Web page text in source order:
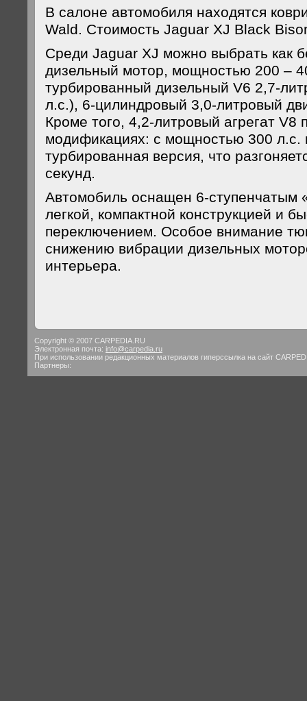
В салоне автомобиля находятся
Wald. Стоимость Jaguar XJ Black
Среди Jaguar XJ можно выбрать как
дизельный мотор, мощностью 200 –
турбированный дизельный V6 2,7-
л.с.), 6-цилиндровый 3,0-литровый
Кроме того, 4,2-литровый агрегат V8
модификациях: с мощностью 300 л.с.
турбированная версия, что
секунд.
Автомобиль оснащен 6-ступенчатым
легкой, компактной конструкцией и
переключением. Особое внимание
снижению вибрации дизельных
интерьера.
Copyright © 2007 CARPEDIA.RU
Электронная почта: info@carpedia.ru
При использовании редакционных материалов гиперссылка на сайт
Партнеры: